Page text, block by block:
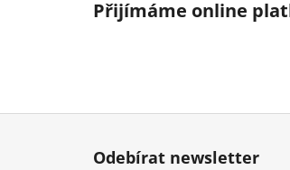
Přijímáme online
Odebírat newsletter